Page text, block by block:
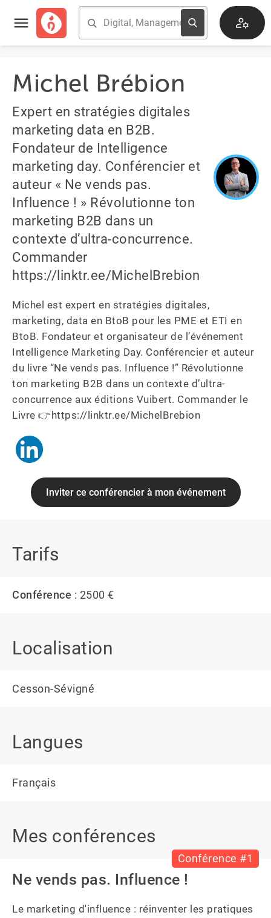
Michel Brébion
Expert en stratégies digitales
marketing data en B2B.
Fondateur de Intelligence
marketing day. Conférencier et
auteur « Ne vends pas.
Influence ! » Révolutionne ton
marketing B2B dans un
contexte d’ultra-concurrence.
Commander
https://linktr.ee/MichelBrebion
Michel est expert en stratégies digitales,
marketing, data en BtoB pour les PME et ETI en
BtoB. Fondateur et organisateur de l’événement
Intelligence Marketing Day. Conférencier et auteur
du livre “Ne vends pas. Influence !” Révolutionne
ton marketing B2B dans un contexte d’ultra-
concurrence aux éditions Vuibert. Commander le
Livre 👉https://linktr.ee/MichelBrebion
Inviter ce conférencier à mon événement
Tarifs
Conférence : 2500 €
Localisation
Cesson-Sévigné
Langues
Français
Mes conférences
Conférence #1
Ne vends pas. Influence !
Le marketing d'influence : réinventer les pratiques